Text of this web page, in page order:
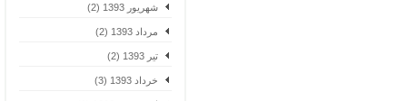
شهریور 1393 (2)
مرداد 1393 (2)
تیر 1393 (2)
خرداد 1393 (3)